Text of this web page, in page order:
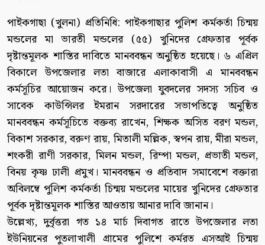
পাইকগাছা (খুলনা) প্রতিনিধি: পাইকগাছার পুলিশ কর্মকর্তা চিন্ময়
মন্ডলের মা ভারতী মন্ডলের (৫৫) খুনিদের গ্রেফতার পূর্বক
দৃষ্টান্তমূলক শাস্তির দাবিতে মানববন্ধন অনুষ্ঠিত হয়েছে। ৬ এপ্রিল
বিকালে উপজেলার লতা বাজারে এলাকাবাসী এ মানববন্ধন
কর্মসূচির আয়োজন করে। উপজেলা যুবদলের সদস্য সচিব ও
সাবেক কাউন্সিলর ইমরান সরদারের সভাপতিত্বে অনুষ্ঠিত
মানববন্ধন কর্মসূচিতে বক্তব্য রাখেন, শিক্ষক অসিত বরণ মন্ডল,
বিকাশ সরকার, বরুণ রায়, মিতালী মল্লিক, স্বপন রায়, মীরা মন্ডল,
শংকরী রাণী সরকার, মিলন মন্ডল, রিম্পা মন্ডল, প্রভাতী মন্ডল,
বিনয় কৃষ্ণ ঢালী প্রমুখ। মানববন্ধন ও প্রতিবাদ সমাবেশে বক্তারা
অবিলম্বে পুলিশ কর্মকর্তা চিন্ময় মন্ডলের মায়ের খুনিদের গ্রেফতার
পূর্বক দৃষ্টান্তমূলক শাস্তির আওতায় আনার দাবি জানান।
উল্লেখ্য, দুর্বৃত্তরা গত ১৪ মার্চ দিবাগত রাতে উপজেলার লতা
ইউনিয়নের পুতলাখালী গ্রামের পুলিশে কর্মরত এসআই চিন্ময়